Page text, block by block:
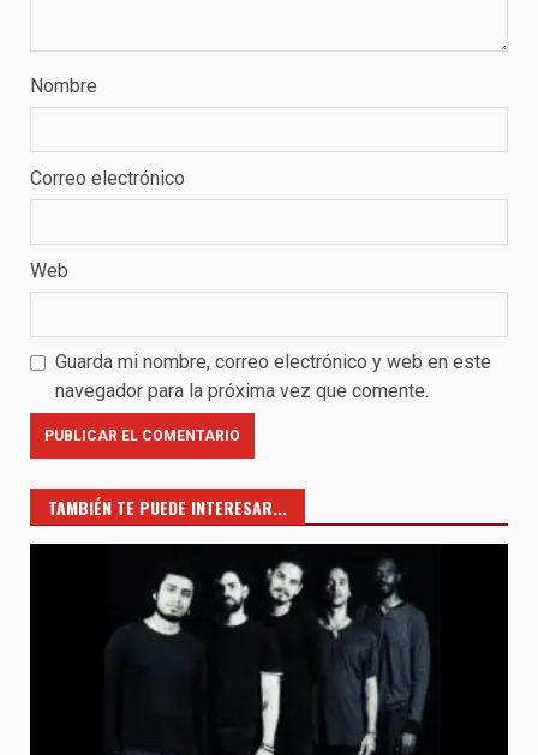
Nombre
Correo electrónico
Web
Guarda mi nombre, correo electrónico y web en este
navegador para la próxima vez que comente.
TAMBIÉN TE PUEDE INTERESAR...